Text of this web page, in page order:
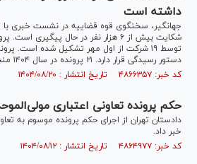
داشته است
جهانگیر، سخنگوی قوه قضاییه در نشست خبری با
شکایت بیش از ۶ هزار نفر در حال پیگیری
توسط ۱۹ شرکت از اول مهر تشکیل شده است.
دستور رسیدگی قرار دارد. ۲۱ پرونده در سال ۱۴۰۴ منجر به صدور حکم شده است.
کد خبر: ۴۸۶۶۳۵۷ تاریخ انتشار : ۱۴۰۴/۰۸/۲۰
حکم پرونده تعاونی اعتباری
دادستان تهران از اجرای حکم پرونده موسوم به
خبر داد.
کد خبر: ۴۸۶۴۹۷۷ تاریخ انتشار : ۱۴۰۴/۰۸/۱۲